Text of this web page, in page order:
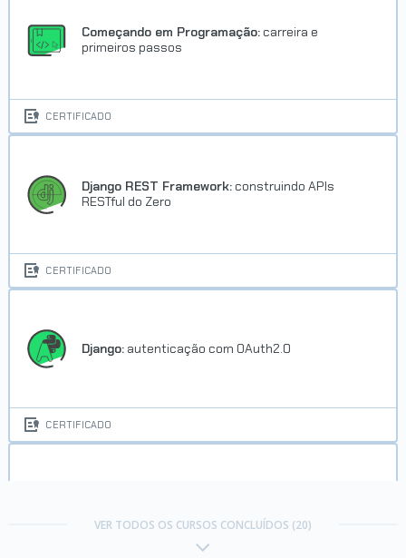
Começando em Programação: carreira e
primeiros passos
CERTIFICADO
Django REST Framework: construindo APIs
RESTful do Zero
CERTIFICADO
Django: autenticação com OAuth2.0
CERTIFICADO
VER TODOS OS CURSOS CONCLUÍDOS (20)